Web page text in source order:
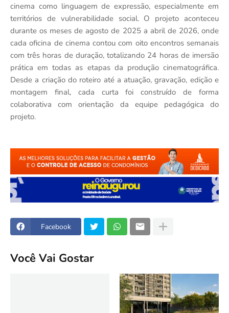
cinema como linguagem de expressão, especialmente em
territórios de vulnerabilidade social. O projeto aconteceu
durante os meses de agosto de 2025 a abril de 2026, onde
cada oficina de cinema contou com oito encontros semanais
com três horas de duração, totalizando 24 horas de imersão
prática em todas as etapas da produção cinematográfica.
Desde a criação do roteiro até a atuação, gravação, edição e
montagem final, cada curta foi construído de forma
colaborativa com orientação da equipe pedagógica do
projeto.
Facebook
Você Vai Gostar